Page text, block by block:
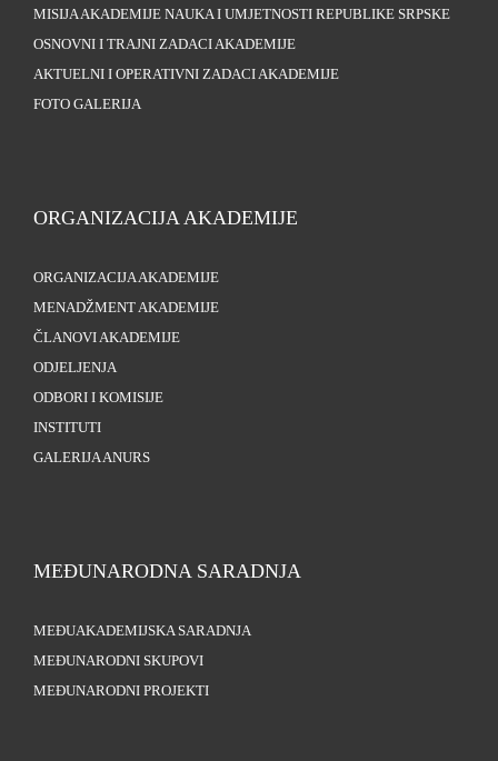
MISIJA AKADEMIJE NAUKA I UMJETNOSTI REPUBLIKE SRPSKE
OSNOVNI I TRAJNI ZADACI AKADEMIJE
AKTUELNI I OPERATIVNI ZADACI AKADEMIJE
FOTO GALERIJA
ORGANIZACIJA AKADEMIJE
ORGANIZACIJA AKADEMIJE
MENADŽMENT AKADEMIJE
ČLANOVI AKADEMIJE
ODJELJENJA
ODBORI I KOMISIJE
INSTITUTI
GALERIJA ANURS
MEĐUNARODNA SARADNJA
MEĐUAKADEMIJSKA SARADNJA
MEĐUNARODNI SKUPOVI
MEĐUNARODNI PROJEKTI